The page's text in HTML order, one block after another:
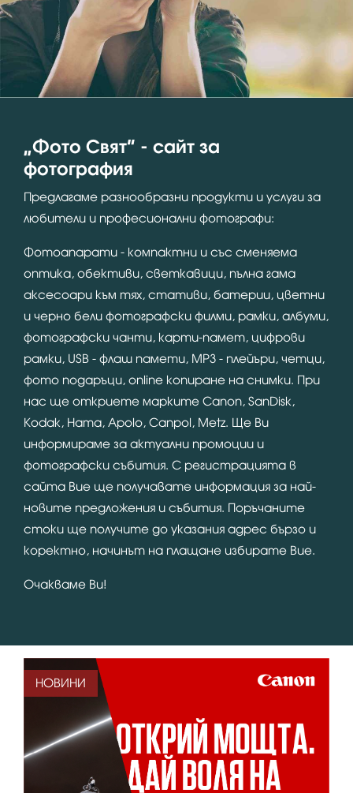
“Фото Свят” - сайт за
фотография
Предлагаме разнообразни продукти и услуги за
любители и професионални фотографи:
Фотоапарати - компактни и със сменяема
оптика, обективи, светкавици, пълна гама
аксесоари към тях, стативи, батерии, цветни
и черно бели фотографски филми, рамки, албуми,
фотографски чанти, карти-памет, цифрови
рамки, USB - флаш памети, MP3 - плейъри, четци,
фото подаръци, online копиране на снимки. При
нас ще откриете марките Canon, SanDisk,
Kodak, Hama, Apolo, Canpol, Metz. Ще Ви
информираме за актуални промоции и
фотографски събития. С регистрацията в
сайта Вие ще получавате информация за най-
новите предложения и събития. Поръчаните
стоки ще получите до указания адрес бързо и
коректно, начинът на плащане избирате Вие.
Очакваме Ви!
НОВИНИ